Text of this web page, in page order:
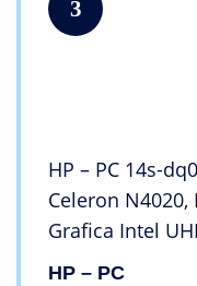
3
HP – PC 14s-
Celeron N4020,
Grafica Intel
Mode S, 14”
HP – PC